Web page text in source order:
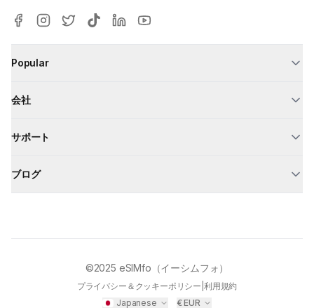
Popular
会社
サポート
ブログ
©2025 eSIMfo（イーシムフォ）
プライバシー＆クッキーポリシー 利用規約
Japanese
€EUR